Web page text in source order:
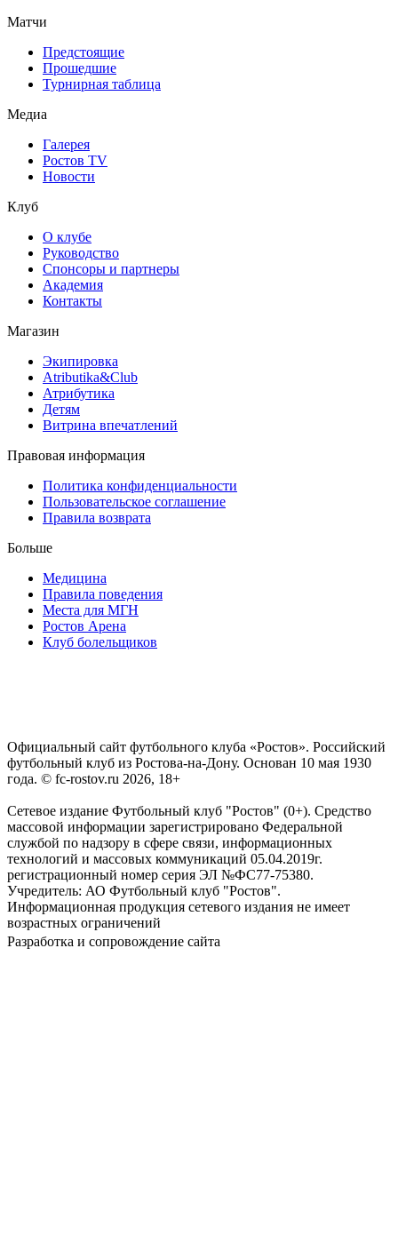
Матчи
Предстоящие
Прошедшие
Турнирная таблица
Медиа
Галерея
Ростов TV
Новости
Клуб
О клубе
Руководство
Спонсоры и партнеры
Академия
Контакты
Магазин
Экипировка
Atributika&Club
Атрибутика
Детям
Витрина впечатлений
Правовая информация
Политика конфиденциальности
Пользовательское соглашение
Правила возврата
Больше
Медицина
Правила поведения
Места для МГН
Ростов Арена
Клуб болельщиков
Официальный сайт футбольного клуба «Ростов». Российский
футбольный клуб из Ростова-на-Дону. Основан 10 мая 1930
года. © fc-rostov.ru 2026, 18+
Сетевое издание Футбольный клуб "Ростов" (0+). Средство
массовой информации зарегистрировано Федеральной
службой по надзору в сфере связи, информационных
технологий и массовых коммуникаций 05.04.2019г.
регистрационный номер серия ЭЛ №ФС77-75380.
Учредитель: АО Футбольный клуб "Ростов".
Информационная продукция сетевого издания не имеет
возрастных ограничений
Разработка и сопровождение сайта